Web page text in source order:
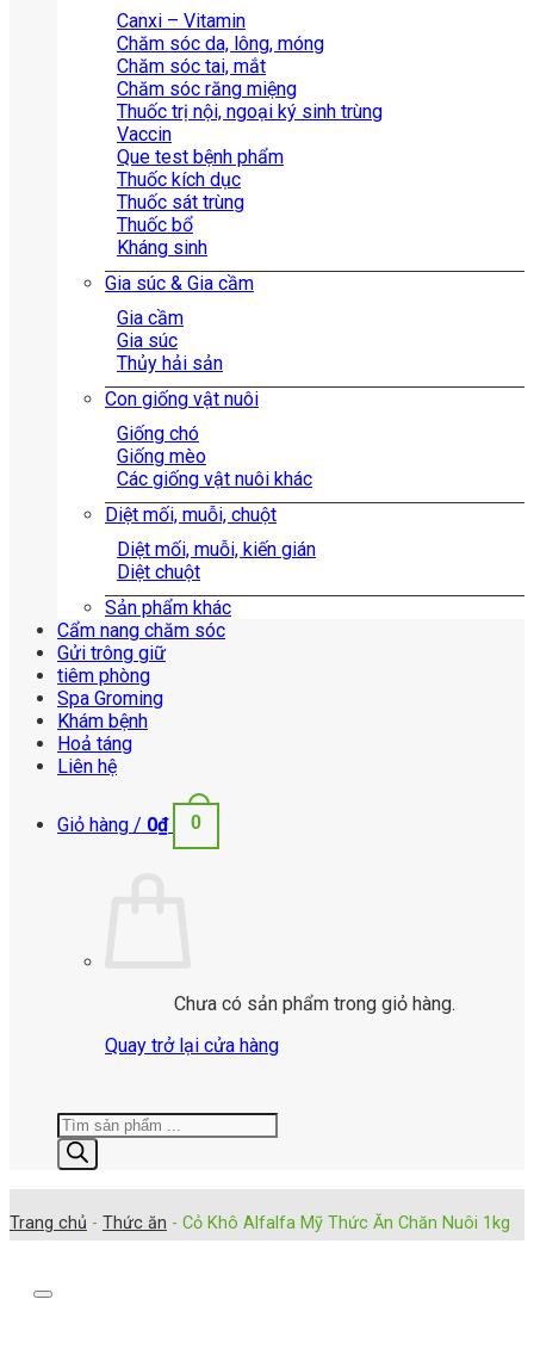
Canxi – Vitamin
Chăm sóc da, lông, móng
Chăm sóc tai, mắt
Chăm sóc răng miệng
Thuốc trị nội, ngoại ký sinh trùng
Vaccin
Que test bệnh phẩm
Thuốc kích dục
Thuốc sát trùng
Thuốc bổ
Kháng sinh
Gia súc & Gia cầm
Gia cầm
Gia súc
Thủy hải sản
Con giống vật nuôi
Giống chó
Giống mèo
Các giống vật nuôi khác
Diệt mối, muỗi, chuột
Diệt mối, muỗi, kiến gián
Diệt chuột
Sản phẩm khác
Cẩm nang chăm sóc
Gửi trông giữ
tiêm phòng
Spa Groming
Khám bệnh
Hoả táng
Liên hệ
Giỏ hàng / 0₫ 0
Chưa có sản phẩm trong giỏ hàng.
Quay trở lại cửa hàng
Tìm
kiếm
sản
phẩm
Trang chủ - Thức ăn - Cỏ Khô Alfalfa Mỹ Thức Ăn Chăn Nuôi 1kg